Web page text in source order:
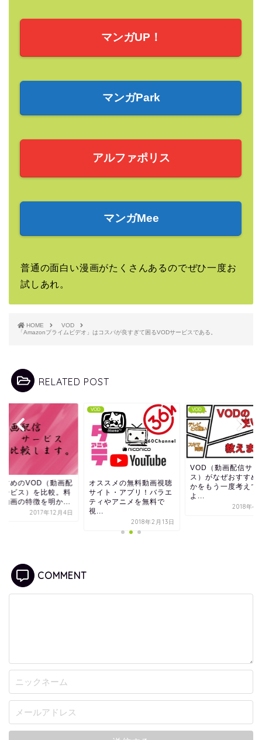
マンガUP！
マンガPark
アルファポリス
マンガMee
普通の面白い漫画がたくさんあるのでぜひ一度お
試しあれ。
HOME
VOD
「Amazonプライムビデオ」はコスパが良すぎて困るVODサービスである。
RELATED POST
すめのVOD（動画配
ービス）を比較。料
動画の特徴を明か...
2017年12月4日
VOD
オススメの無料動画視聴
サイト・アプリ！バラエ
ティやアニメを無料で
視...
2018年2月13日
VOD
VOD（動画配信サー
ス）がなぜおすすめ
かをもう一度考えて
よ...
2018年4
COMMENT